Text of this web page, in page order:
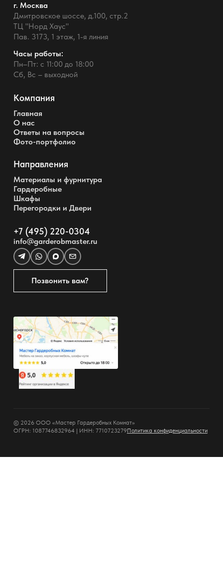
г. Москва
Дмитровское шоссе, д.100, стр.2
ТЦ "Норд Хаус"
Пав. 3173, 1 этаж, 1-я линия
Часы работы:
Пн–Пт: с 11:00 до 18:00
Сб, Вс – выходной
Компания
Главная
О нас
Ответы на вопросы
Фото-портфолио
Направления
Материалы и фурнитура
Гардеробные
Шкафы
Перегородки и Двери
+7 (495) 220-0304
info@garderobmaster.ru
Позвонить вам?
© 2026 ООО «Мастер Гардеробных Комнат»
ОГРН: 1087746832964 | ИНН: 7710723279Политика конфиденциальности